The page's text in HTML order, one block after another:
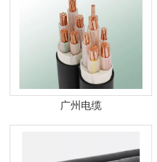
广州电缆